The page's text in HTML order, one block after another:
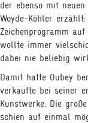
THOUGHTS &
der ebenso mit
Woyde-Köhler
Zeichenprogramm
wollte immer
dabei nie beliebig
Damit hatte Oubey
verkaufte bei seiner
Kunstwerke. Die
schien auf einmal